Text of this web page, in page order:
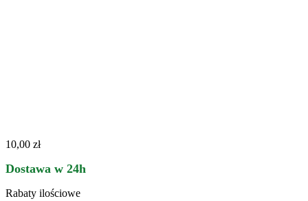
10,00 zł
Dostawa w 24h
Rabaty ilościowe